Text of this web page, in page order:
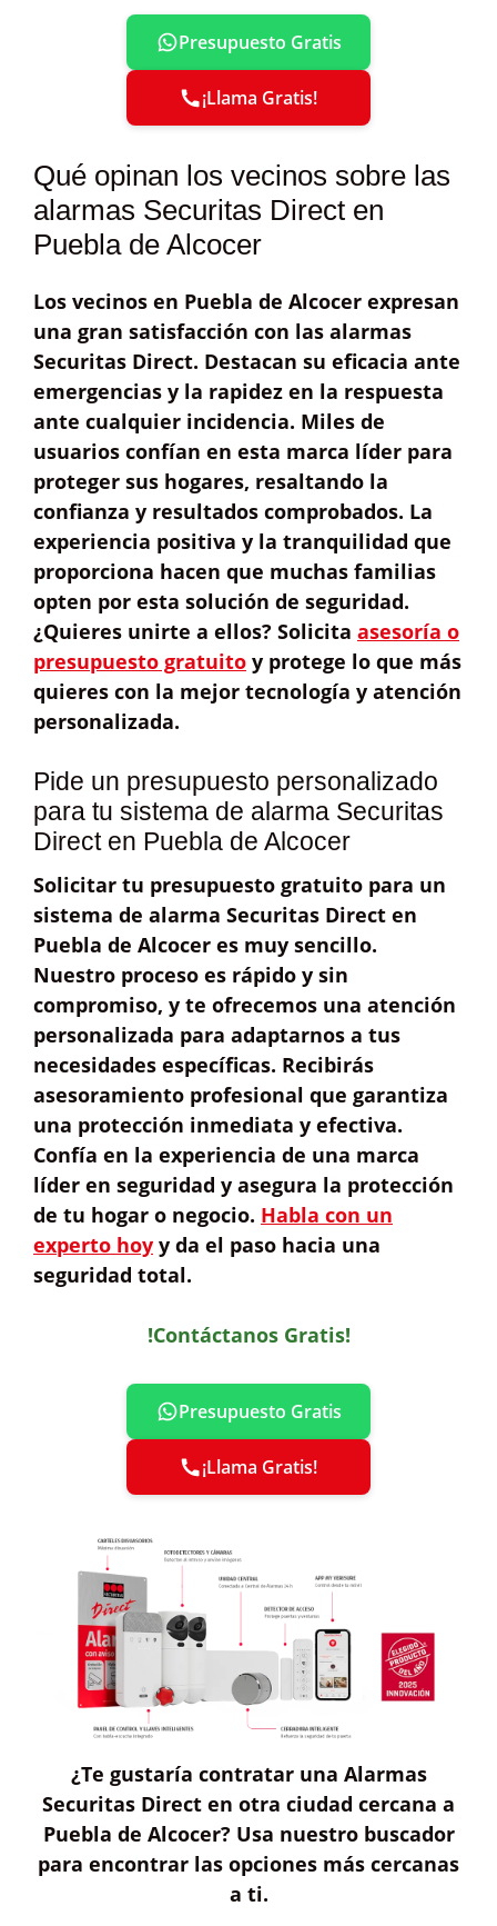
Presupuesto Gratis
¡Llama Gratis!
Qué opinan los vecinos sobre las
alarmas Securitas Direct en
Puebla de Alcocer
Los vecinos en Puebla de Alcocer expresan
una gran satisfacción con las alarmas
Securitas Direct. Destacan su eficacia ante
emergencias y la rapidez en la respuesta
ante cualquier incidencia. Miles de
usuarios confían en esta marca líder para
proteger sus hogares, resaltando la
confianza y resultados comprobados. La
experiencia positiva y la tranquilidad que
proporciona hacen que muchas familias
opten por esta solución de seguridad.
¿Quieres unirte a ellos? Solicita asesoría o
presupuesto gratuito y protege lo que más
quieres con la mejor tecnología y atención
personalizada.
Pide un presupuesto personalizado
para tu sistema de alarma Securitas
Direct en Puebla de Alcocer
Solicitar tu presupuesto gratuito para un
sistema de alarma Securitas Direct en
Puebla de Alcocer es muy sencillo.
Nuestro proceso es rápido y sin
compromiso, y te ofrecemos una atención
personalizada para adaptarnos a tus
necesidades específicas. Recibirás
asesoramiento profesional que garantiza
una protección inmediata y efectiva.
Confía en la experiencia de una marca
líder en seguridad y asegura la protección
de tu hogar o negocio. Habla con un
experto hoy y da el paso hacia una
seguridad total.
!Contáctanos Gratis!
Presupuesto Gratis
¡Llama Gratis!
¿Te gustaría contratar una Alarmas
Securitas Direct en otra ciudad cercana a
Puebla de Alcocer? Usa nuestro buscador
para encontrar las opciones más cercanas
a ti.